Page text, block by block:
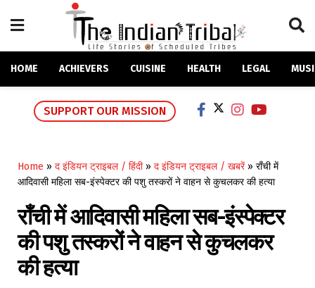
HOME ACHIEVERS CUISINE HEALTH LEGAL
SUPPORT OUR MISSION
Home » द इंडियन ट्राइबल / हिंदी» द इंडियन ट्राइबल / खबरें» राँची में
आदिवासी महिला सब-इंस्पेक्टर की पशु तस्करों ने वाहन से कुचलकर की हत्या
राँची में आदिवासी महिला सब-इंस्पेक्टर
की पशु तस्करों ने वाहन से कुचलकर
की हत्या